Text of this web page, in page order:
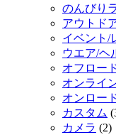
のんびり
アウトド
イベント/
ウエア/ヘ
オフロー
オンライ
オンロー
カスタム
カメラ (2)